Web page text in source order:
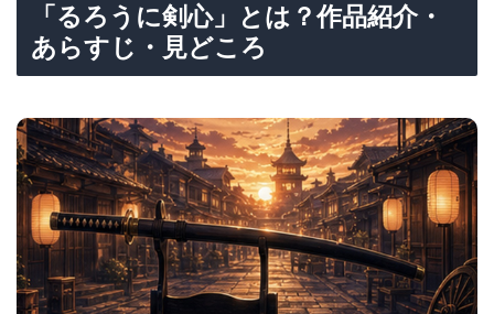
「るろうに剣心」とは？作品紹介・
あらすじ・見どころ